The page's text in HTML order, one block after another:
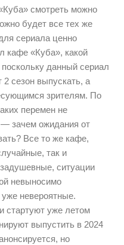
смотреть можно
будет все тех же
сериала ценно
кафе «Куба», какой
данный сериал
сезон выпускать, а
зрителям. По
перемен не
— зачем ожидания от
Все то же кафе,
так и
ситуации
невыносимо
невероятные.
стартуют уже летом
выпустить в 2024
но